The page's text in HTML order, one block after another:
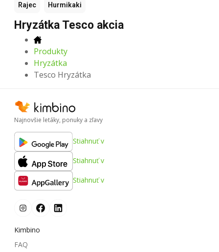
Rajec Hurmikaki
Hryzátka Tesco akcia
Produkty
Hryzátka
Tesco Hryzátka
Najnovšie letáky, ponuky a zľavy
Stiahnuť v
Stiahnuť v
Stiahnuť v
Kimbino
FAQ